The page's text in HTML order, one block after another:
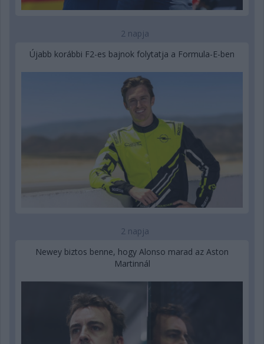
2 napja
Újabb korábbi F2-es bajnok folytatja a Formula-E-ben
2 napja
Newey biztos benne, hogy Alonso marad az Aston
Martinnál